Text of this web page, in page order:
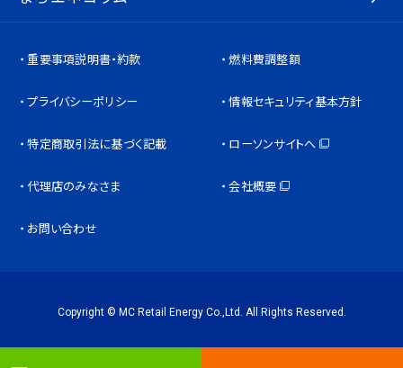
重要事項説明書・約款 燃料費調整額
プライバシーポリシー 情報セキュリティ基本方針
特定商取引法に基づく記載 ローソンサイトへ
代理店のみなさま 会社概要
お問い合わせ
Copyright © MC Retail Energy Co.,Ltd. All Rights Reserved.